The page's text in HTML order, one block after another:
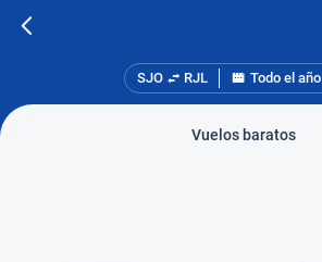
SJO RJL Todo el año
Vuelos baratos